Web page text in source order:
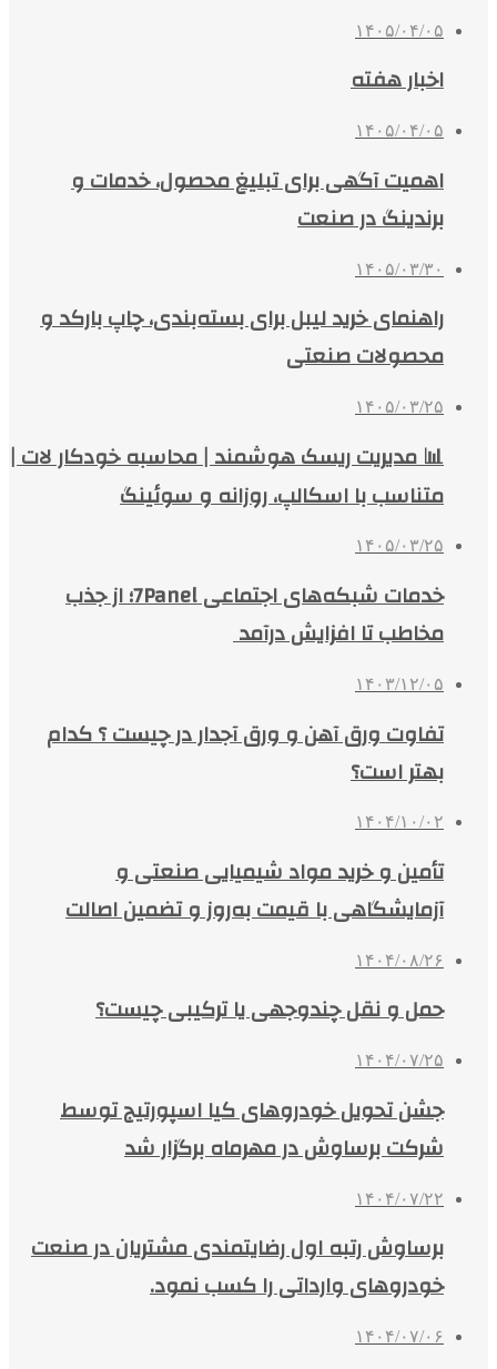
۱۴۰۵/۰۴/۰۵
اخبار هفته
۱۴۰۵/۰۴/۰۵
اهمیت آگهی برای تبلیغ محصول، خدمات و
برندینگ در صنعت
۱۴۰۵/۰۳/۳۰
راهنمای خرید لیبل برای بسته‌بندی، چاپ بارکد و
محصولات صنعتی
۱۴۰۵/۰۳/۲۵
📊 مدیریت ریسک هوشمند | محاسبه خودکار لات |
متناسب با اسکالپ، روزانه و سوئینگ
۱۴۰۵/۰۳/۲۵
خدمات شبکه‌های اجتماعی 7Panel؛ از جذب
مخاطب تا افزایش درآمد
۱۴۰۳/۱۲/۰۵
تفاوت ورق آهن و ورق آجدار در چیست ؟ کدام
بهتر است؟
۱۴۰۴/۱۰/۰۲
تأمین و خرید مواد شیمیایی صنعتی و
آزمایشگاهی با قیمت به‌روز و تضمین اصالت
۱۴۰۴/۰۸/۲۶
حمل و نقل چندوجهی یا ترکیبی چیست؟
۱۴۰۴/۰۷/۲۵
جشن تحویل خودروهای کیا اسپورتیج توسط
شرکت برساوش در مهرماه برگزار شد
۱۴۰۴/۰۷/۲۲
برساوش رتبه اول رضایتمندی مشتریان در صنعت
خودروهای وارداتی را کسب نمود.
۱۴۰۴/۰۷/۰۶